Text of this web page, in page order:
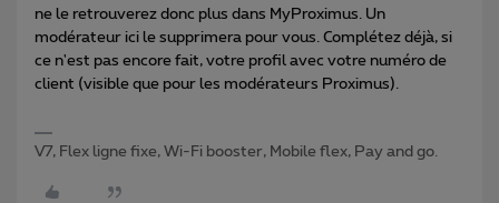
ne le retrouverez donc plus dans MyProximus. Un
modérateur ici le supprimera pour vous. Complétez déjà, si
ce n'est pas encore fait, votre profil avec votre numéro de
client (visible que pour les modérateurs Proximus).
V7, Flex ligne fixe, Wi-Fi booster, Mobile flex, Pay and go.